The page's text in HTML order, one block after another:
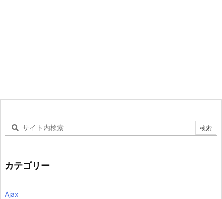
カテゴリー
Ajax